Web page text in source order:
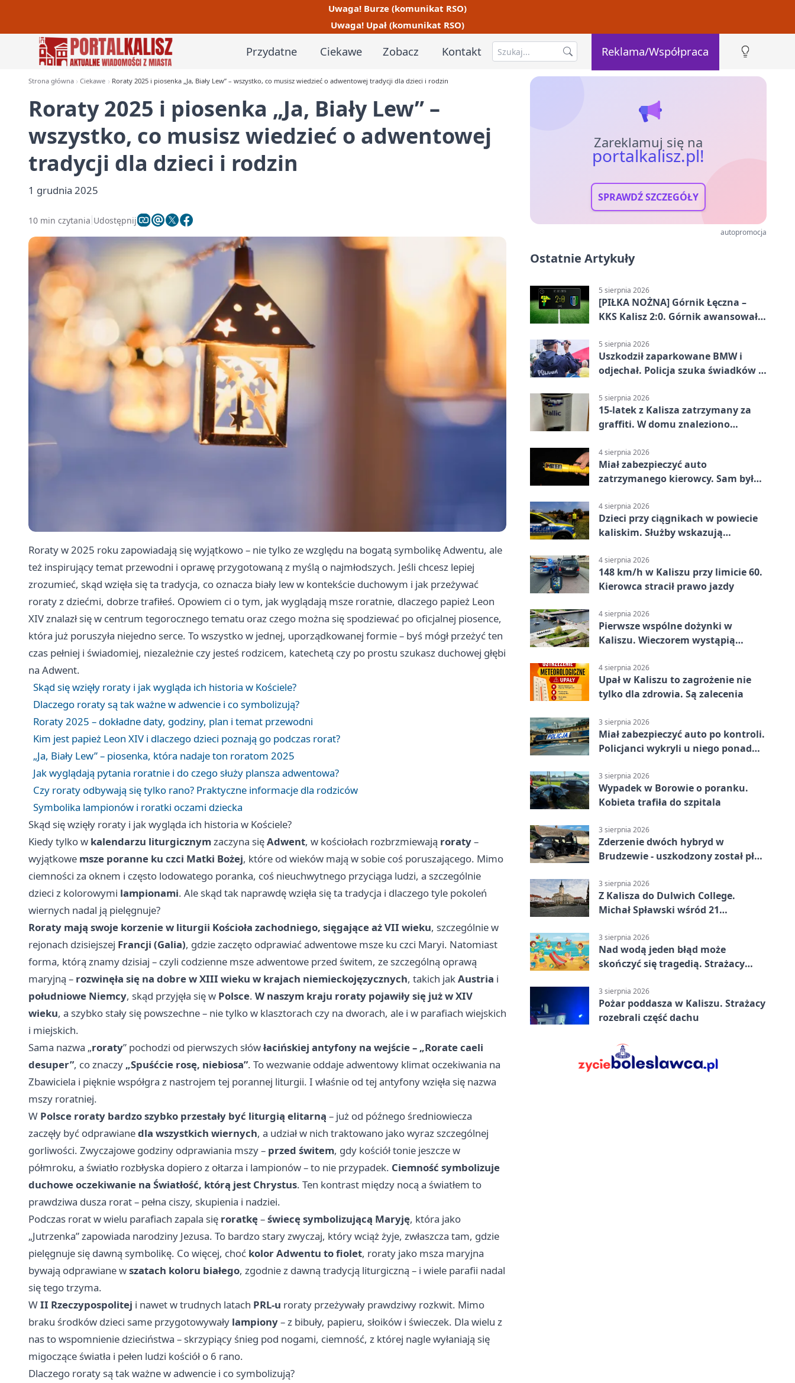
Uwaga! Burze (komunikat RSO)
Uwaga! Upał (komunikat RSO)
Przydatne Ciekawe Zobacz Kontakt Reklama/Współpraca
Strona główna Ciekawe Roraty 2025 i piosenka „Ja, Biały Lew” – wszystko, co musisz wiedzieć o adwentowej tradycji dla dzieci i rodzin
Roraty 2025 i piosenka „Ja, Biały Lew” –
wszystko, co musisz wiedzieć o adwentowej
tradycji dla dzieci i rodzin
1 grudnia 2025
10 min czytania Udostępnij
Roraty w 2025 roku zapowiadają się wyjątkowo – nie tylko ze względu na bogatą symbolikę Adwentu, ale
też inspirujący temat przewodni i oprawę przygotowaną z myślą o najmłodszych. Jeśli chcesz lepiej
zrozumieć, skąd wzięła się ta tradycja, co oznacza biały lew w kontekście duchowym i jak przeżywać
roraty z dziećmi, dobrze trafiłeś. Opowiem ci o tym, jak wyglądają msze roratnie, dlaczego papież Leon
XIV znalazł się w centrum tegorocznego tematu oraz czego można się spodziewać po oficjalnej piosence,
która już poruszyła niejedno serce. To wszystko w jednej, uporządkowanej formie – byś mógł przeżyć ten
czas pełniej i świadomiej, niezależnie czy jesteś rodzicem, katechetą czy po prostu szukasz duchowej głębi
na Adwent.
Skąd się wzięły roraty i jak wygląda ich historia w Kościele?
Dlaczego roraty są tak ważne w adwencie i co symbolizują?
Roraty 2025 – dokładne daty, godziny, plan i temat przewodni
Kim jest papież Leon XIV i dlaczego dzieci poznają go podczas rorat?
„Ja, Biały Lew” – piosenka, która nadaje ton roratom 2025
Jak wyglądają pytania roratnie i do czego służy plansza adwentowa?
Czy roraty odbywają się tylko rano? Praktyczne informacje dla rodziców
Symbolika lampionów i roratki oczami dziecka
Skąd się wzięły roraty i jak wygląda ich historia w Kościele?
Kiedy tylko w kalendarzu liturgicznymzaczyna sięAdwent, w kościołach rozbrzmiewają roraty–
wyjątkowe msze poranne ku czci Matki Bożej, które od wieków mają w sobie coś poruszającego. Mimo
ciemności za oknem i często lodowatego poranka, coś nieuchwytnego przyciąga ludzi, a szczególnie
dzieci z kolorowymi lampionami. Ale skąd tak naprawdę wzięła się ta tradycja i dlaczego tyle pokoleń
wiernych nadal ją pielęgnuje?
Roraty mają swoje korzenie w liturgii Kościoła zachodniego, sięgające aż VII wieku, szczególnie w
rejonach dzisiejszej Francji (Galia), gdzie zaczęto odprawiać adwentowe msze ku czci Maryi. Natomiast
forma, którą znamy dzisiaj – czyli codzienne msze adwentowe przed świtem, ze szczególną oprawą
maryjną – rozwinęła się na dobre w XIII wieku w krajach niemieckojęzycznych, takich jakAustria i
południowe Niemcy, skąd przyjęła się w Polsce. W naszym kraju roraty pojawiły się już w XIV
wieku, a szybko stały się powszechne – nie tylko w klasztorach czy na dworach, ale i w parafiach wiejskich
i miejskich.
Sama nazwa „roraty” pochodzi od pierwszych słówłacińskiej antyfony na wejście – „Rorate caeli
desuper”, co znaczy „Spuśćcie rosę, niebiosa”. To wezwanie oddaje adwentowy klimat oczekiwania na
Zbawiciela i pięknie współgra z nastrojem tej porannej liturgii. I właśnie od tej antyfony wzięła się nazwa
mszy roratniej.
W Polsce roraty bardzo szybko przestały być liturgią elitarną – już od późnego średniowiecza
zaczęły być odprawianedla wszystkich wiernych, a udział w nich traktowano jako wyraz szczególnej
gorliwości. Zwyczajowe godziny odprawiania mszy – przed świtem, gdy kościół tonie jeszcze w
półmroku, a światło rozbłyska dopiero z ołtarza i lampionów – to nie przypadek. Ciemność symbolizuje
duchowe oczekiwanie na Światłość, którą jest Chrystus. Ten kontrast między nocą a światłem to
prawdziwa dusza rorat – pełna ciszy, skupienia i nadziei.
Podczas rorat w wielu parafiach zapala się roratkę–świecę symbolizującą Maryję, która jako
„Jutrzenka” zapowiada narodziny Jezusa. To bardzo stary zwyczaj, który wciąż żyje, zwłaszcza tam, gdzie
pielęgnuje się dawną symbolikę. Co więcej, choć kolor Adwentu to fiolet, roraty jako msza maryjna
bywają odprawiane wszatach koloru białego, zgodnie z dawną tradycją liturgiczną – i wiele parafii nadal
się tego trzyma.
WII Rzeczypospolitej i nawet w trudnych latach PRL-u roraty przeżywały prawdziwy rozkwit. Mimo
braku środków dzieci same przygotowywały lampiony– z bibuły, papieru, słoików i świeczek. Dla wielu z
nas to wspomnienie dzieciństwa – skrzypiący śnieg pod nogami, ciemność, z której nagle wyłaniają się
migoczące światła i pełen ludzi kościół o 6 rano.
Dlaczego roraty są tak ważne w adwencie i co symbolizują?
Zareklamuj się na
portalkalisz.pl!
SPRAWDŹ SZCZEGÓŁY
autopromocja
Ostatnie Artykuły
5 sierpnia 2026
[PIŁKA NOŻNA] Górnik Łęczna –
KKS Kalisz 2:0. Górnik awansował
5 sierpnia 2026
Uszkodził zaparkowane BMW i
odjechał. Policja szuka świadków w
5 sierpnia 2026
15-latek z Kalisza zatrzymany za
graffiti. W domu znaleziono
4 sierpnia 2026
Miał zabezpieczyć auto
zatrzymanego kierowcy. Sam był
4 sierpnia 2026
Dzieci przy ciągnikach w powiecie
kaliskim. Służby wskazują
4 sierpnia 2026
148 km/h w Kaliszu przy limicie 60.
Kierowca stracił prawo jazdy
4 sierpnia 2026
Pierwsze wspólne dożynki w
Kaliszu. Wieczorem wystąpią
4 sierpnia 2026
Upał w Kaliszu to zagrożenie nie
tylko dla zdrowia. Są zalecenia
3 sierpnia 2026
Miał zabezpieczyć auto po kontroli.
Policjanci wykryli u niego ponad
3 sierpnia 2026
Wypadek w Borowie o poranku.
Kobieta trafiła do szpitala
3 sierpnia 2026
Zderzenie dwóch hybryd w
Brudzewie - uszkodzony został płot
3 sierpnia 2026
Z Kalisza do Dulwich College.
Michał Spławski wśród 21
3 sierpnia 2026
Nad wodą jeden błąd może
skończyć się tragedią. Strażacy
3 sierpnia 2026
Pożar poddasza w Kaliszu. Strażacy
rozebrali część dachu